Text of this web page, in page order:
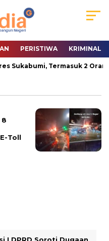
PERISTIWA KRIMINAL
Sukabumi, Termasuk 2 Orang
8
Toll